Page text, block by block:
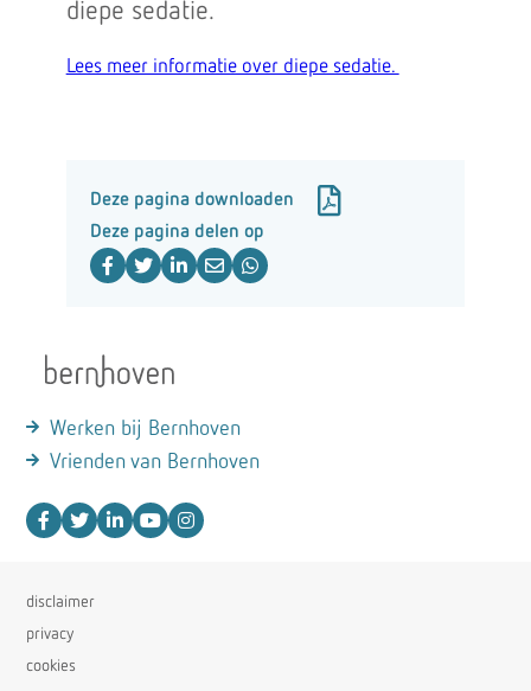
diepe sedatie.
Lees meer informatie over diepe sedatie.
Deze pagina downloaden
Deze pagina delen op
Werken bij Bernhoven
Vrienden van Bernhoven
disclaimer
privacy
cookies